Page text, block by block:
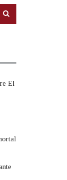
El